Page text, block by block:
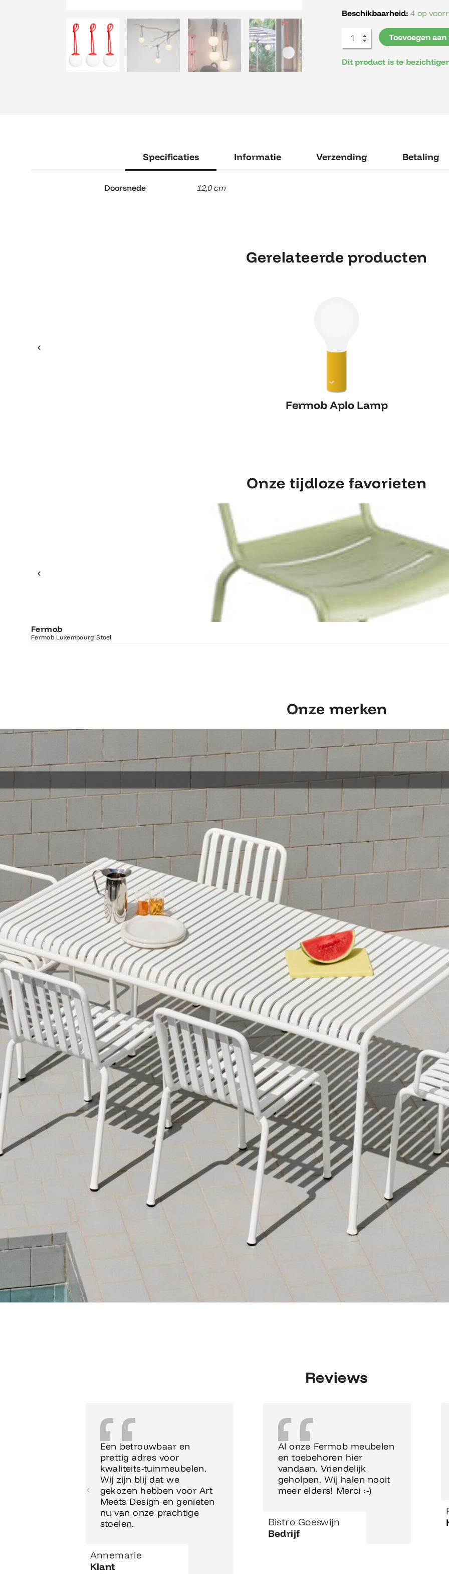
Beschikbaarheid: 4 op
aantal
Toevoegen
Dit product is te
Specificaties Informatie Verzending Betaling
Doorsnede 12,0 cm
Gerelateerde producten
Fermob Aplo Lamp
Fermob Aplo Lamp
Onze tijdloze favorieten
Fermob
Fermob Luxembourg Stoel
Onze merken
Reviews
Een betrouwbaar en
prettig adres voor
kwaliteits-tuinmeubelen.
Wij zijn blij dat we
gekozen hebben voor Art
Meets Design en genieten
nu van onze prachtige
stoelen.
Annemarie
Klant
Al onze Fermob meubelen
en toebehoren hier
vandaan. Vriendelijk
geholpen. Wij halen nooit
meer elders! Merci :-)
Bistro Goeswijn
Bedrijf